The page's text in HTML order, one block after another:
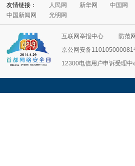
友情链接： 人民网 新华网
中国网
中国新闻网
光明网
互联网举报中心
防范
京公网安备110105000081
12300电信用户申诉受理中